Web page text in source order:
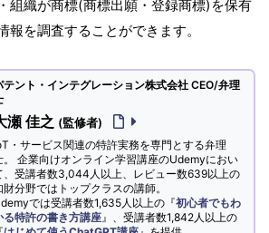
組織が商標(商標出願・登録商標)を保有
報を調査することができます。
テント・インテグレーション株式会社 CEO/弁理
瀬 佳之 (監修者)
・サービス関連の特許実務を専門とする弁理
。 企業向けオンライン学習講座のUdemyにおい
、受講者数3,044人以上、レビュー数639以上の
財分野ではトップクラスの講師。
では受講者数1,635人以上の『初心者でもわ
る特許の書き方講座 』、受講者数1,842人以上の